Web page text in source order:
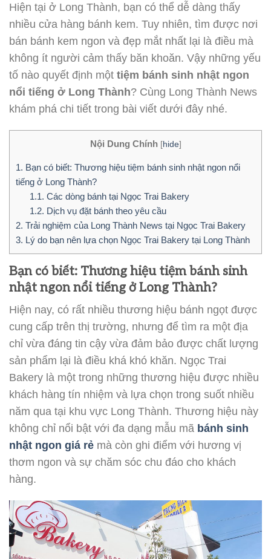
Hiện tại ở Long Thành, bạn có thể dễ dàng thấy
nhiều cửa hàng bánh kem. Tuy nhiên, tìm được nơi
bán bánh kem ngon và đẹp mắt nhất lại là điều mà
không ít người cảm thấy băn khoăn. Vậy những yếu
tố nào quyết định một tiệm bánh sinh nhật ngon
nổi tiếng ở Long Thành? Cùng Long Thành News
khám phá chi tiết trong bài viết dưới đây nhé.
Nội Dung Chính [hide]
1. Bạn có biết: Thương hiệu tiệm bánh sinh nhật ngon nổi
tiếng ở Long Thành?
1.1. Các dòng bánh tại Ngọc Trai Bakery
1.2. Dịch vụ đặt bánh theo yêu cầu
2. Trải nghiệm của Long Thành News tại Ngọc Trai Bakery
3. Lý do bạn nên lựa chọn Ngọc Trai Bakery tại Long Thành
Bạn có biết: Thương hiệu tiệm bánh sinh
nhật ngon nổi tiếng ở Long Thành?
Hiện nay, có rất nhiều thương hiệu bánh ngọt được
cung cấp trên thị trường, nhưng để tìm ra một địa
chỉ vừa đáng tin cậy vừa đảm bảo được chất lượng
sản phẩm lại là điều khá khó khăn. Ngọc Trai
Bakery là một trong những thương hiệu được nhiều
khách hàng tín nhiệm và lựa chọn trong suốt nhiều
năm qua tại khu vực Long Thành. Thương hiệu này
không chỉ nổi bật với đa dạng mẫu mã bánh sinh
nhật ngon giá rẻ mà còn ghi điểm với hương vị
thơm ngon và sự chăm sóc chu đáo cho khách
hàng.